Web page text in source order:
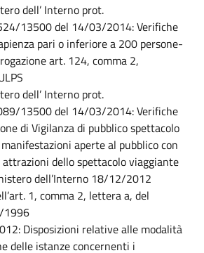
dell’ Interno prot.
13500 del 14/03/2014: Verifiche
pari o inferiore a 200 persone-
art. 124, comma 2,
dell’ Interno prot.
13500 del 14/03/2014: Verifiche
di Vigilanza di pubblico spettacolo
aperte al pubblico con
dello spettacolo viaggiante
dell’Interno 18/12/2012
1, comma 2, lettera a, del
1996
Disposizioni relative alle modalità
delle istanze concernenti i